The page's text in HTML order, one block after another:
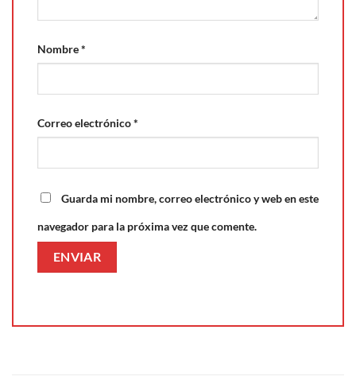
Nombre*
Correo electrónico*
Guarda mi nombre, correo electrónico y web en este
navegador para la próxima vez que comente.